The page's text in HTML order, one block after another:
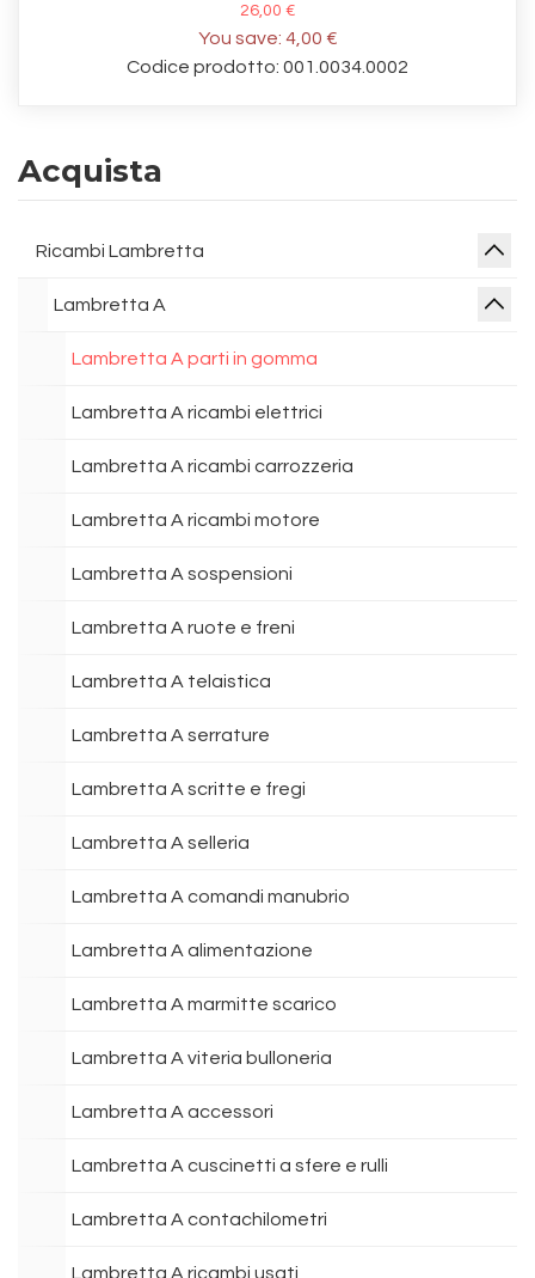
26,00 €
You save: 4,00 €
Codice prodotto: 001.0034.0002
Acquista
Ricambi Lambretta
Lambretta A
Lambretta A parti in gomma
Lambretta A ricambi elettrici
Lambretta A ricambi carrozzeria
Lambretta A ricambi motore
Lambretta A sospensioni
Lambretta A ruote e freni
Lambretta A telaistica
Lambretta A serrature
Lambretta A scritte e fregi
Lambretta A selleria
Lambretta A comandi manubrio
Lambretta A alimentazione
Lambretta A marmitte scarico
Lambretta A viteria bulloneria
Lambretta A accessori
Lambretta A cuscinetti a sfere e rulli
Lambretta A contachilometri
Lambretta A ricambi usati